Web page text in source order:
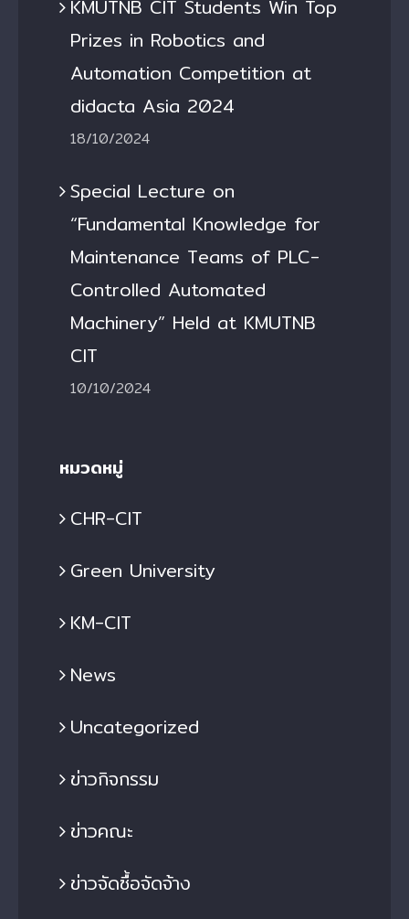
KMUTNB CIT Students Win Top
Prizes in Robotics and
Automation Competition at
didacta Asia 2024
18/10/2024
Special Lecture on
“Fundamental Knowledge for
Maintenance Teams of PLC-
Controlled Automated
Machinery” Held at KMUTNB
CIT
10/10/2024
หมวดหมู่
CHR-CIT
Green University
KM-CIT
News
Uncategorized
ข่าวกิจกรรม
ข่าวคณะ
ข่าวจัดซื้อจัดจ้าง